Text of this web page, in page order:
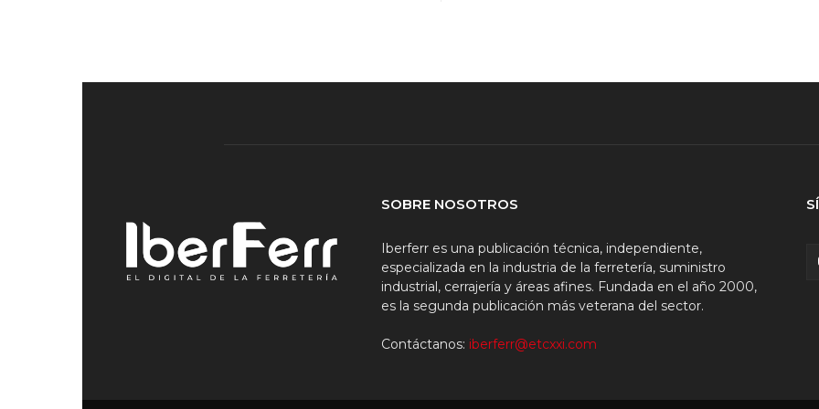
SOBRE NOSOTROS
Iberferr es una publicación técnica, independiente,
especializada en la industria de la ferretería, suministro
industrial, cerrajería y áreas afines. Fundada en el año 2000,
es la segunda publicación más veterana del sector.
Contáctanos: iberferr@etcxxi.com